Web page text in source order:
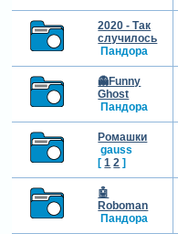
2020 - Так
случилось
Пандора
👻Funny
Ghost
Пандора
Ромашки
gauss
[ 1 2 ]
🤖
Roboman
Пандора